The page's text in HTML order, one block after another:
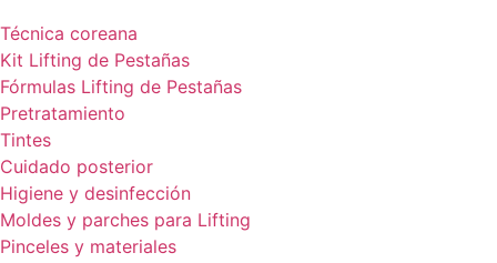
Técnica coreana
Kit Lifting de Pestañas
Fórmulas Lifting de Pestañas
Pretratamiento
Tintes
Cuidado posterior
Higiene y desinfección
Moldes y parches para Lifting
Pinceles y materiales